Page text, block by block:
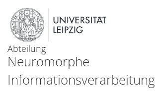
Abteilung
Neuromorphe
Informationsverarbeitung